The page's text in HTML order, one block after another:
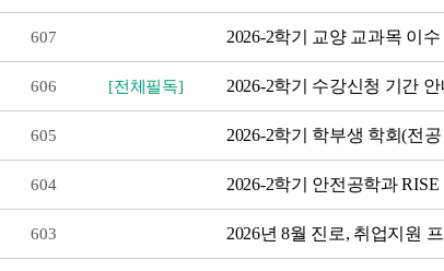
607 2026-2학기 교양 교과목 이
606 [전체필독] 2026-2학기 수강신청 기간
605 2026-2학기 학부생 학회(전
604 2026-2학기 안전공학과
603 2026년 8월 진로, 취업지원